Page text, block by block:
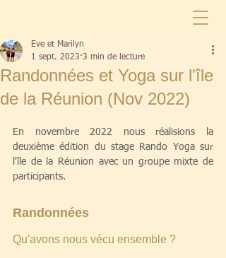
Randonnées et Yoga sur l'île
de la Réunion (Nov 2022)
Eve et Marilyn
1 sept. 2023 3 min de lecture
En novembre 2022 nous réalisions la
deuxième édition du stage Rando Yoga sur
l'île de la Réunion avec un groupe mixte de
participants.
Randonnées
Qu'avons nous vécu ensemble ?